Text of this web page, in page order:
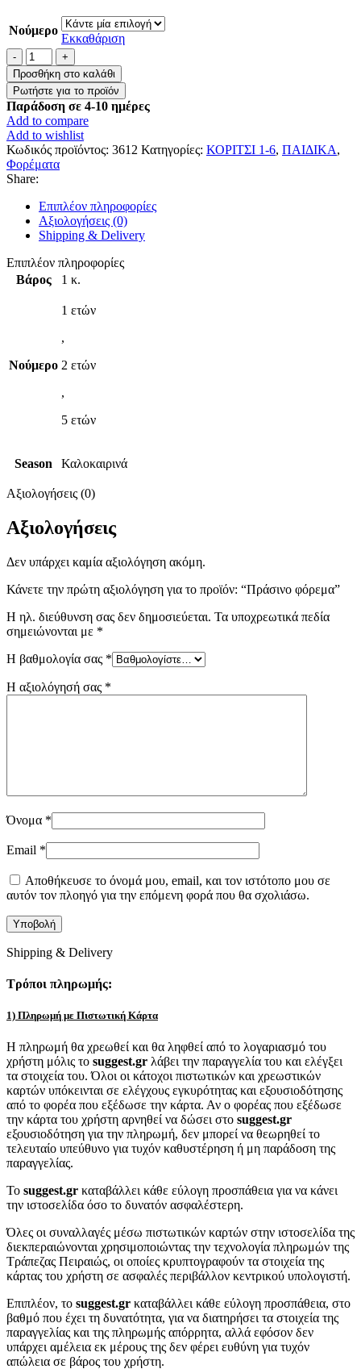
Νούμερο
Εκκαθάριση
Πράσινο
φόρεμα
ποσότητα
Προσθήκη στο καλάθι
Παράδοση σε 4-10 ημέρες
Add to compare
Add to wishlist
Κωδικός προϊόντος: 3612 Κατηγορίες: ΚΟΡΙΤΣΙ 1-6, ΠΑΙΔΙΚΑ,
Φορέματα
Share:
Επιπλέον πληροφορίες
Αξιολογήσεις (0)
Shipping & Delivery
Επιπλέον πληροφορίες
Βάρος
1 κ.
Νούμερο
1 ετών
,
2 ετών
,
5 ετών
Season Καλοκαιρινά
Αξιολογήσεις (0)
Αξιολογήσεις
Δεν υπάρχει καμία αξιολόγηση ακόμη.
Κάνετε την πρώτη αξιολόγηση για το προϊόν: “Πράσινο φόρεμα”
Η ηλ. διεύθυνση σας δεν δημοσιεύεται. Τα υποχρεωτικά πεδία
σημειώνονται με *
Η βαθμολογία σας *
Η αξιολόγησή σας *
Όνομα *
Email *
Αποθήκευσε το όνομά μου, email, και τον ιστότοπο μου σε
αυτόν τον πλοηγό για την επόμενη φορά που θα σχολιάσω.
Shipping & Delivery
Τρόποι πληρωμής:
1) Πληρωμή με Πιστωτική Κάρτα
Η πληρωμή θα χρεωθεί και θα ληφθεί από το λογαριασμό του
χρήστη μόλις το suggest.gr λάβει την παραγγελία του και ελέγξει
τα στοιχεία του. Όλοι οι κάτοχοι πιστωτικών και χρεωστικών
καρτών υπόκεινται σε ελέγχους εγκυρότητας και εξουσιοδότησης
από το φορέα που εξέδωσε την κάρτα. Αν ο φορέας που εξέδωσε
την κάρτα του χρήστη αρνηθεί να δώσει στο suggest.gr
εξουσιοδότηση για την πληρωμή, δεν μπορεί να θεωρηθεί το
τελευταίο υπεύθυνο για τυχόν καθυστέρηση ή μη παράδοση της
παραγγελίας.
Το suggest.gr καταβάλλει κάθε εύλογη προσπάθεια για να κάνει
την ιστοσελίδα όσο το δυνατόν ασφαλέστερη.
Όλες οι συναλλαγές μέσω πιστωτικών καρτών στην ιστοσελίδα της
διεκπεραιώνονται χρησιμοποιώντας την τεχνολογία πληρωμών της
Τράπεζας Πειραιώς, οι οποίες κρυπτογραφούν τα στοιχεία της
κάρτας του χρήστη σε ασφαλές περιβάλλον κεντρικού υπολογιστή.
Επιπλέον, το suggest.gr καταβάλλει κάθε εύλογη προσπάθεια, στο
βαθμό που έχει τη δυνατότητα, για να διατηρήσει τα στοιχεία της
παραγγελίας και της πληρωμής απόρρητα, αλλά εφόσον δεν
υπάρχει αμέλεια εκ μέρους της δεν φέρει ευθύνη για τυχόν
απώλεια σε βάρος του χρήστη.